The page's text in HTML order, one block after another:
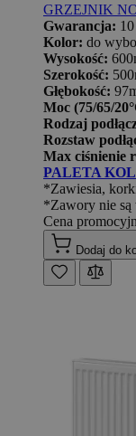
GRZEJNIK
Gwarancja:
Kolor: do
Wysokość:
Szerokość:
Głębokość:
Moc (75/65/
Rodzaj
Rozstaw
Max ciśnienie
PALETA
*Zawiesia,
*Zawory nie są
Cena
Dodaj do